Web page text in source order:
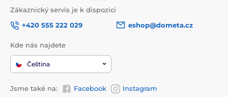
Zákaznický servis je k dispozici
+420 555 222 029
eshop@dometa.cz
Kde nás najdete
Čeština
Jsme také na: Facebook Instagram